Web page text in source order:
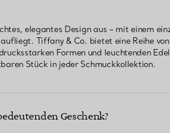
elegantes Design aus – mit einem
Tiffany & Co. bietet eine Reihe
Formen und leuchtenden
Stück in jeder Schmuckkollektion.
Geschenk?